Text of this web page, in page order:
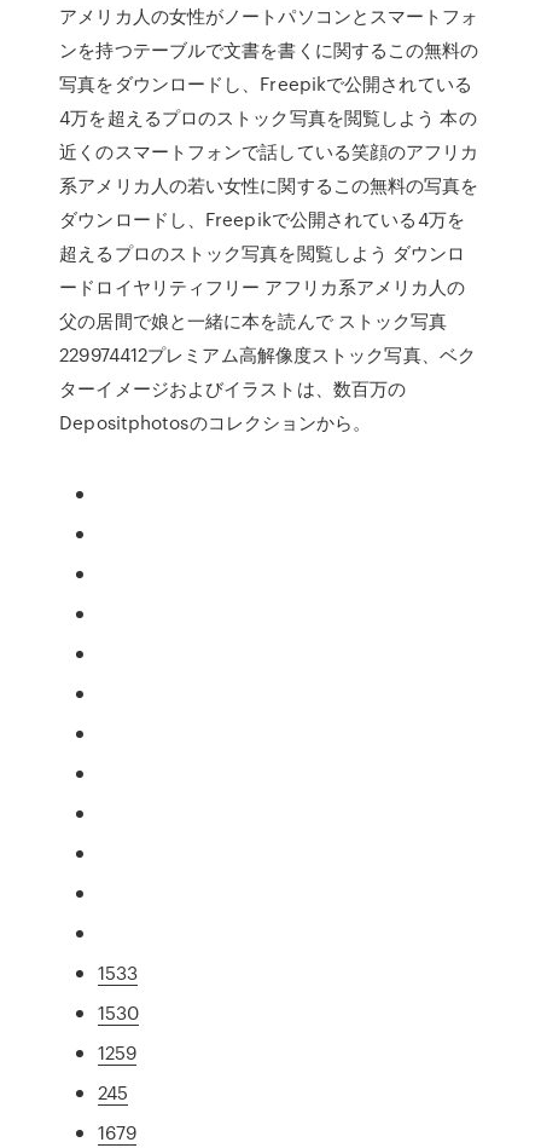
アメリカ人の女性がノートパソコンとスマートフォ
ンを持つテーブルで文書を書くに関するこの無料の
写真をダウンロードし、Freepikで公開されている
4万を超えるプロのストック写真を閲覧しよう 本の
近くのスマートフォンで話している笑顔のアフリカ
系アメリカ人の若い女性に関するこの無料の写真を
ダウンロードし、Freepikで公開されている4万を
超えるプロのストック写真を閲覧しよう ダウンロ
ードロイヤリティフリー アフリカ系アメリカ人の
父の居間で娘と一緒に本を読んで ストック写真
229974412プレミアム高解像度ストック写真、ベク
ターイメージおよびイラストは、数百万の
Depositphotosのコレクションから。
1533
1530
1259
245
1679